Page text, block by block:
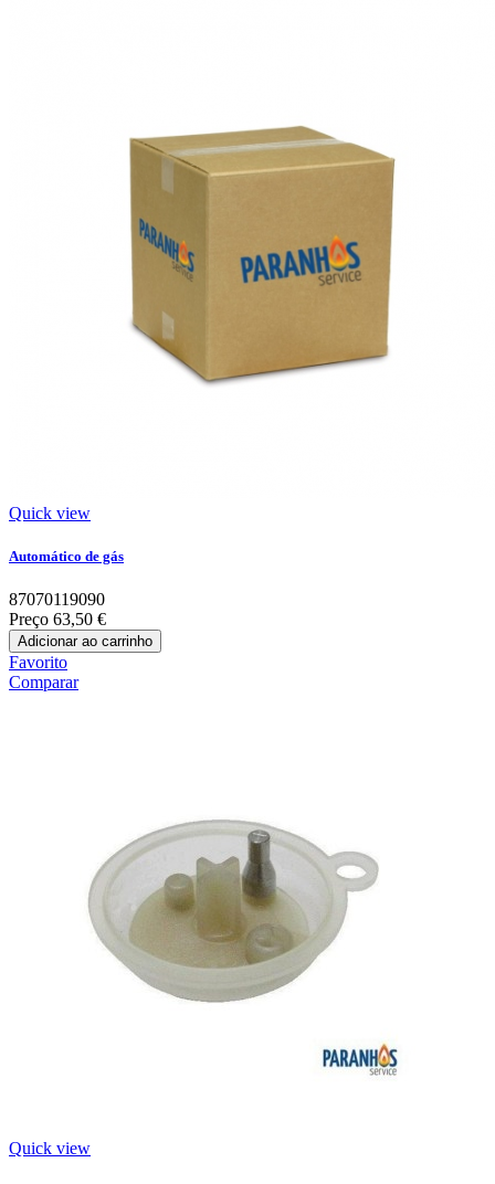
Quick view
Automático de gás
87070119090
Preço 63,50 €
Adicionar ao carrinho
Favorito
Comparar
Quick view